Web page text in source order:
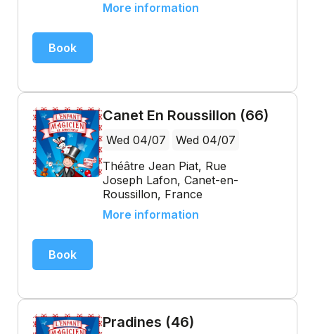
More information
Book
Canet En Roussillon (66)
Wed 04/07
Wed 04/07
Théâtre Jean Piat, Rue
Joseph Lafon, Canet-en-
Roussillon, France
More information
Book
Pradines (46)